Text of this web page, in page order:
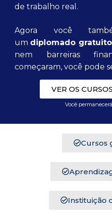
de trabalho real.
Agora você
um diplomado gratuito
nem barreiras
começaram, você pode
VER OS
Você
Cursos
Instituição